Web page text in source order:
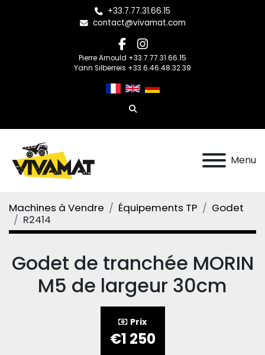
+33.7.77.31.66.15
contact@vivamat.com
facebook
instagram
Pierre Arnould +33.7.77.31.66.15
Yann Silberreis +33.6.46.48.32.39
Rechercher
Menu
Machines à Vendre Équipements TP
Godet
R2414
Godet de tranchée MORIN
M5 de largeur 30cm
Prix
€1 250